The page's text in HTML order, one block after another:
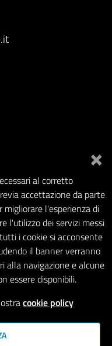
×
al corretto
accettazione da parte
l'esperienza di
l'utilizzo dei servizi messi
i cookie si acconsente
il banner verranno
alla navigazione e alcune
essere disponibili.
cookie policy